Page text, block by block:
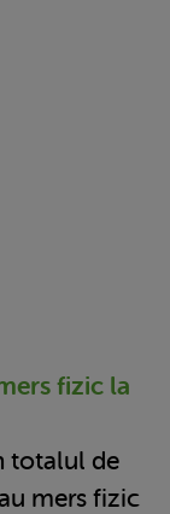
fizic la
totalul de
mers fizic